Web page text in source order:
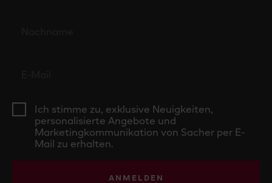
Ich stimme zu, exklusive Neuigkeiten,
personalisierte Angebote und
Marketingkommunikation von Sacher per E-
Mail zu erhalten.
ANMELDEN